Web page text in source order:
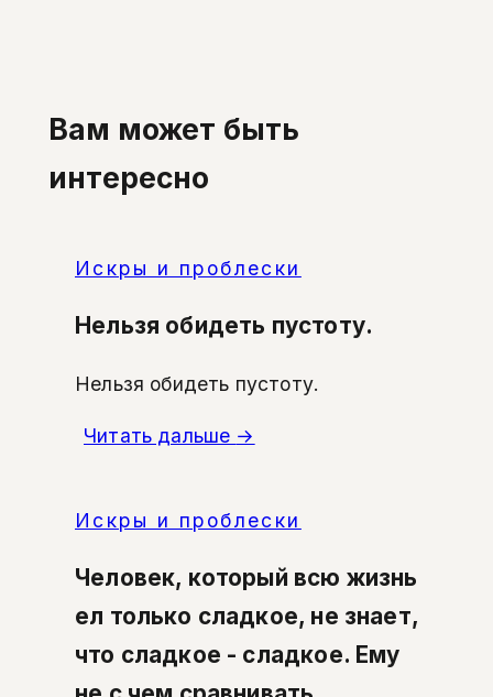
Вам может быть
интересно
Искры и проблески
Нельзя обидеть пустоту.
Нельзя обидеть пустоту.
Читать дальше →
Искры и проблески
Человек, который всю жизнь
ел только сладкое, не знает,
что сладкое - сладкое. Ему